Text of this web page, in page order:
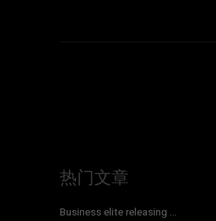
热门文章
Business elite releasing ...